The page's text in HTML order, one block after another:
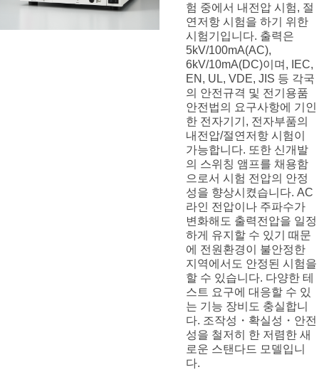
험 중에서 내전압 시험, 절
연저항 시험을 하기 위한
시험기입니다. 출력은
5kV/100mA(AC),
6kV/10mA(DC)이며, IEC,
EN, UL, VDE, JIS 등 각국
의 안전규격 및 전기용품
안전법의 요구사항에 기인
한 전자기기, 전자부품의
내전압/절연저항 시험이
가능합니다. 또한 신개발
의 스위칭 앰프를 채용함
으로서 시험 전압의 안정
성을 향상시켰습니다. AC
라인 전압이나 주파수가
변화해도 출력전압을 일정
하게 유지할 수 있기 때문
에 전원환경이 불안정한
지역에서도 안정된 시험을
할 수 있습니다. 다양한 테
스트 요구에 대응할 수 있
는 기능 장비도 충실합니
다. 조작성・확실성・안전
성을 철저히 한 저렴한 새
로운 스탠다드 모델입니
다.